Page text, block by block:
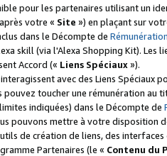
pour les partenaires utilisant un
votre « Site ») en plaçant sur
dans le Décompte de
skill (via l'Alexa Shopping Kit).
Accord (« Liens Spéciaux»).
avec des Liens Spéciaux
toucher une rémunération
indiquées) dans le Décompte de
pouvons mettre à votre disposition
de création de liens, des
Partenaires (le « Contenu du